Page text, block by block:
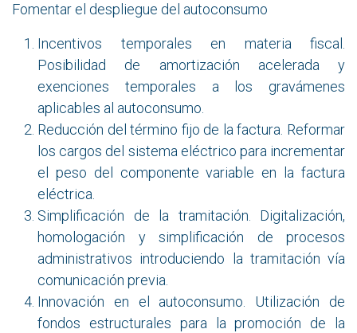
Fomentar el despliegue del autoconsumo
Incentivos temporales en materia fiscal.
Posibilidad de amortización acelerada y
exenciones temporales a los gravámenes
aplicables al autoconsumo.
Reducción del término fijo de la factura. Reformar
los cargos del sistema eléctrico para incrementar
el peso del componente variable en la factura
eléctrica.
Simplificación de la tramitación. Digitalización,
homologación y simplificación de procesos
administrativos introduciendo la tramitación vía
comunicación previa.
Innovación en el autoconsumo. Utilización de
fondos estructurales para la promoción de la